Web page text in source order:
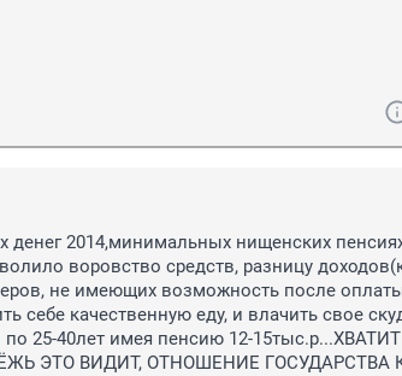
денег 2014,минимальных нищенских
воровство средств, разницу
не имеющих возможность после
себе качественную еду, и влачить свое
25-40лет имея пенсию 12-
ЭТО ВИДИТ, ОТНОШЕНИЕ ГОСУДАРСТВА